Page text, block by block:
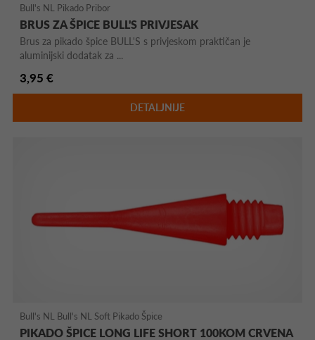
Bull's NL Pikado Pribor
BRUS ZA ŠPICE BULL'S PRIVJESAK
Brus za pikado špice BULL'S s privjeskom praktičan je
aluminijski dodatak za ...
3,95 €
DETALJNIJE
Bull's NL Bull's NL Soft Pikado Špice
PIKADO ŠPICE LONG LIFE SHORT 100KOM CRVENA